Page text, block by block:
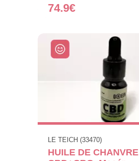
74.9€
LE TEICH (33470)
HUILE DE CHANVRE